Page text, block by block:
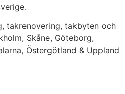
takrenovering, takbyten och
Skåne, Göteborg,
Östergötland & Uppland